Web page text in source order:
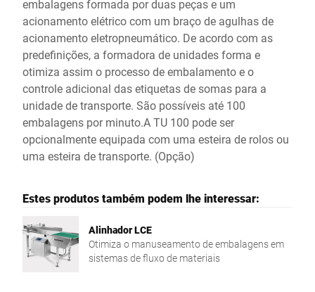
embalagens formada por duas peças e um
acionamento elétrico com um braço de agulhas de
acionamento eletropneumático. De acordo com as
predefinições, a formadora de unidades forma e
otimiza assim o processo de embalamento e o
controle adicional das etiquetas de somas para a
unidade de transporte. São possíveis até 100
embalagens por minuto.A TU 100 pode ser
opcionalmente equipada com uma esteira de rolos ou
uma esteira de transporte. (Opção)
Estes produtos também podem lhe interessar:
Alinhador LCE
Otimiza o manuseamento de embalagens em
sistemas de fluxo de materiais